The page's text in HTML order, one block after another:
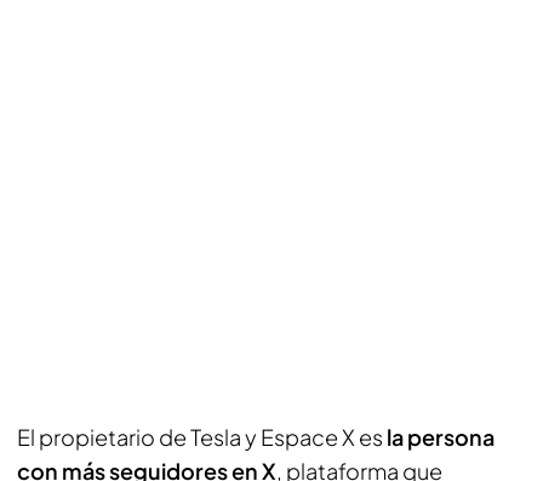
El propietario de Tesla y Espace X es la persona
con más seguidores en X, plataforma que